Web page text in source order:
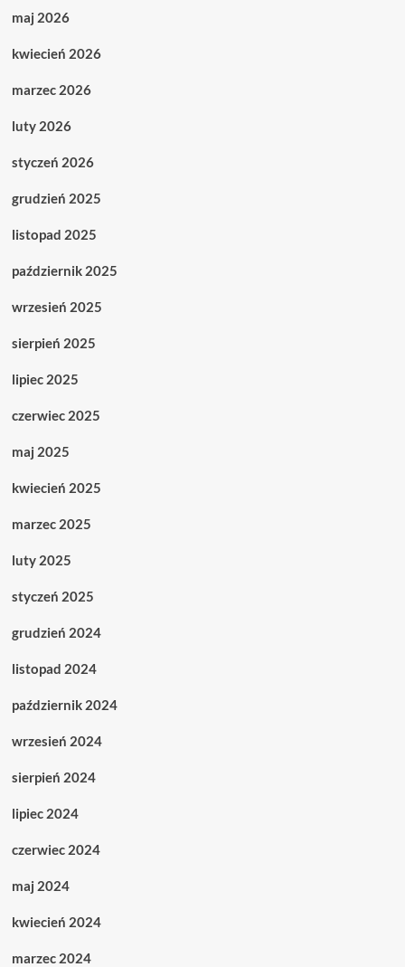
maj 2026
kwiecień 2026
marzec 2026
luty 2026
styczeń 2026
grudzień 2025
listopad 2025
październik 2025
wrzesień 2025
sierpień 2025
lipiec 2025
czerwiec 2025
maj 2025
kwiecień 2025
marzec 2025
luty 2025
styczeń 2025
grudzień 2024
listopad 2024
październik 2024
wrzesień 2024
sierpień 2024
lipiec 2024
czerwiec 2024
maj 2024
kwiecień 2024
marzec 2024